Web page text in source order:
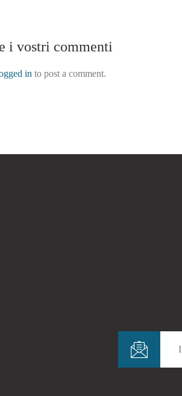
i vostri commenti
in to post a comment.